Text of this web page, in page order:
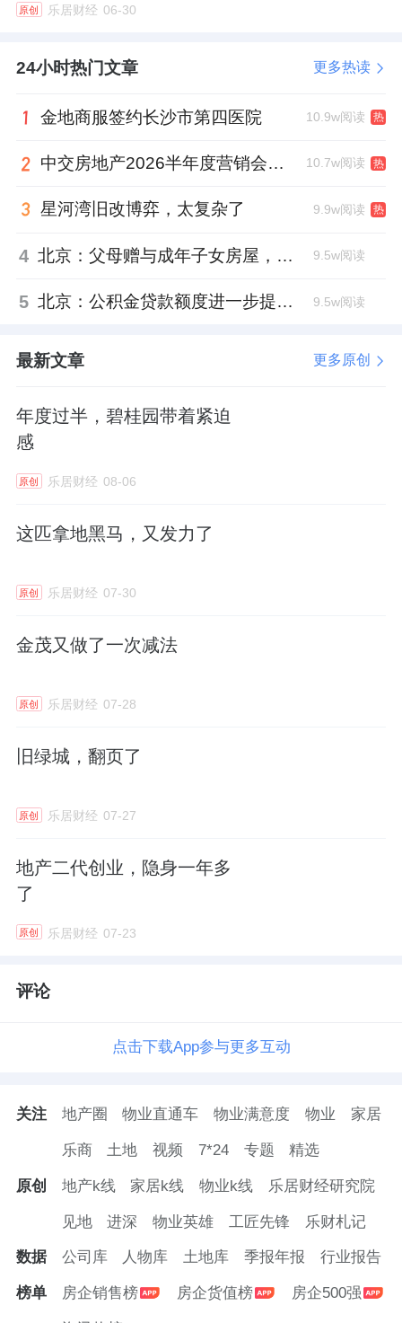
比如，2018年11月，融创发布首个中式产品谱
是融创产品战略当中尤为重要的一环。
此后两年，公司连续启动战略升级，他作为主
生活整合服务商”、“美好城市共建者”。
如今，他淡出了三大业务，融创内部的说法
是，汪孟德将更聚焦公司整体战略和重点业务
年，他从管业务到管战略的轨迹，已较为清
但外界仍道出了背后的另一隐情。
那就是近年来，因为融创陷入流动性困境，作
次被限高。
今年4月，因融创房地产集团，未及时披露未能
被深交所出具了警示函。
这为公司管理层的新老交替，提供了一个动
线”。
象，也已逐渐显露。
孙喆一于2017年开始担任融创执行董事，进入
孙喆一任总裁。
融创北京 区域总裁职务，重回地产一
那时候，原融创北京区域总裁荆宏，升任北京
区域董事长。大有对二代“扶上马，送一程”的
眼下，按照公司高管新老交替的进度，孙喆一
后续是否会有新的安排，还有待观察。
原创 乐居财经 06-30
24小时热门文章 更多热读
金地商服签约长沙市第四医院 10.9w阅读 热
中交房地产2026半年度营销会，绿城祝军现身了 10.7w阅读 热
星河湾旧改博弈，太复杂了 9.9w阅读 热
4 北京：父母赠与成年子女房屋，不再核验子女的购房资格 9.5w阅读
5 北京：公积金贷款额度进一步提高、最高可贷340万元 9.5w阅读
最新文章 更多原创
年度过半，碧桂园带着紧迫
感
原创 乐居财经 08-06
这匹拿地黑马，又发力了
原创 乐居财经 07-30
金茂又做了一次减法
原创 乐居财经 07-28
旧绿城，翻页了
原创 乐居财经 07-27
地产二代创业，隐身一年多
了
原创 乐居财经 07-23
评论
点击下载App参与更多互动
关注 地产圈 物业直通车 物业满意度 物业 家居
乐商 土地 视频 7*24 专题 精选
原创 地产k线 家居k线 物业k线 乐居财经研究院
见地 进深 物业英雄 工匠先锋 乐财札记
数据 公司库 人物库 土地库 季报年报 行业报告
榜单 房企销售榜 房企货值榜 房企500强